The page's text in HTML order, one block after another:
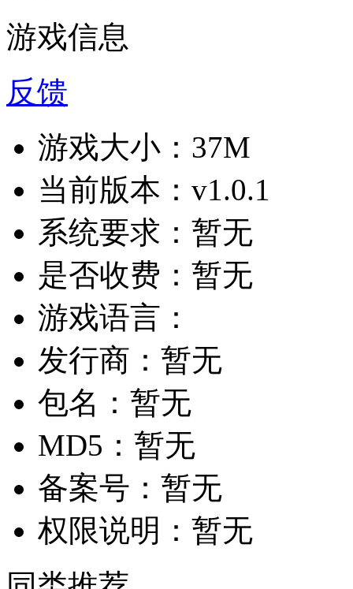
游戏信息
反馈
游戏大小： 37M
当前版本： v1.0.1
系统要求： 暂无
是否收费： 暂无
游戏语言：
发行商： 暂无
包名： 暂无
MD5： 暂无
备案号： 暂无
权限说明： 暂无